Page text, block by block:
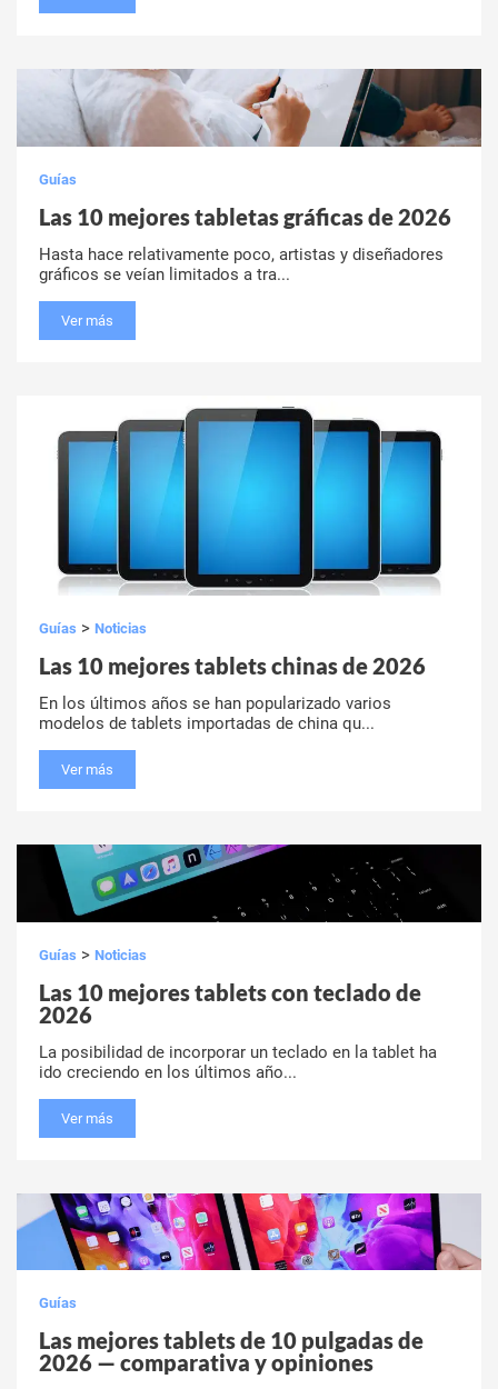
Guías
Las 10 mejores tabletas gráficas de 2026
Hasta hace relativamente poco, artistas y diseñadores
gráficos se veían limitados a tra...
Ver más
Guías > Noticias
Las 10 mejores tablets chinas de 2026
En los últimos años se han popularizado varios
modelos de tablets importadas de china qu...
Ver más
Guías > Noticias
Las 10 mejores tablets con teclado de
2026
La posibilidad de incorporar un teclado en la tablet ha
ido creciendo en los últimos año...
Ver más
Guías
Las mejores tablets de 10 pulgadas de
2026 — comparativa y opiniones